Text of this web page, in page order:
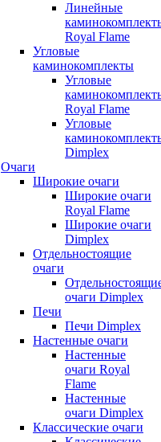
Линейные
Royal Flame
Угловые
каминокомплекты
Угловые
Royal Flame
Угловые
Dimplex
Очаги
Широкие очаги
Широкие очаги
Royal Flame
Широкие очаги
Dimplex
Отдельностоящие
очаги
очаги Dimplex
Печи
Печи Dimplex
Настенные очаги
Настенные
очаги Royal
Flame
Настенные
очаги Dimplex
Классические очаги